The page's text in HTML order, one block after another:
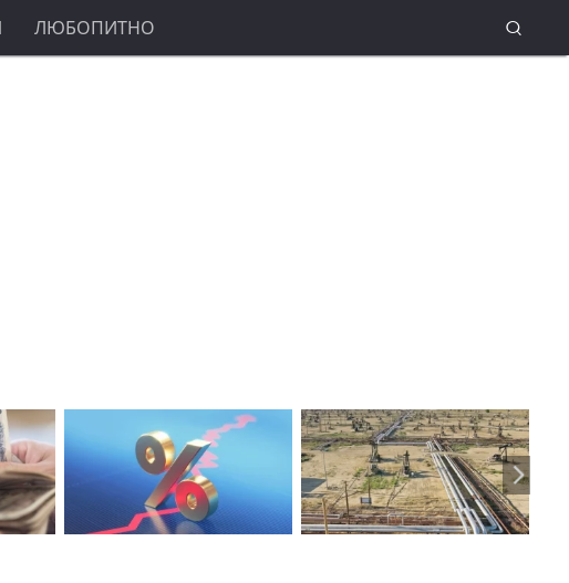
ЛЮБОПИТНО